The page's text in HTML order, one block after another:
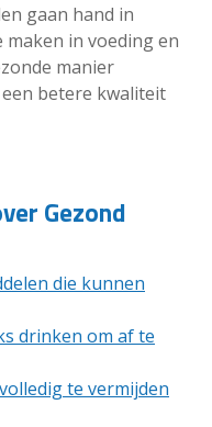
gaan hand in
in voeding en
manier
betere kwaliteit
Gezond
die kunnen
drinken om af te
te vermijden